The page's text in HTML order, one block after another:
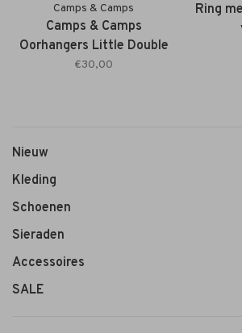
Camps & Camps
Camps & Camps
Oorhangers Little Double
Hoops
€30,00
Ring
Nieuw
Kleding
Schoenen
Sieraden
Accessoires
SALE